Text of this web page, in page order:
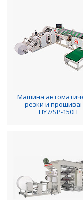
Машина
резки и
HY7/SP-150H